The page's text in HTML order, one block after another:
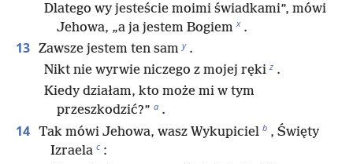
Dlatego wy jesteście moimi świadkami”, mówi
Jehowa, „a ja jestem Bogiem x .
13 Zawsze jestem ten sam y .
Nikt nie wyrwie niczego z mojej ręki z .
Kiedy działam, kto może mi w tym
przeszkodzić?” a .
14 Tak mówi Jehowa, wasz Wykupiciel b , Święty
Izraela c :